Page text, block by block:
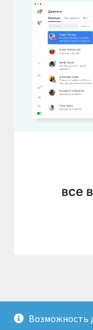
Возможность
© Доставка